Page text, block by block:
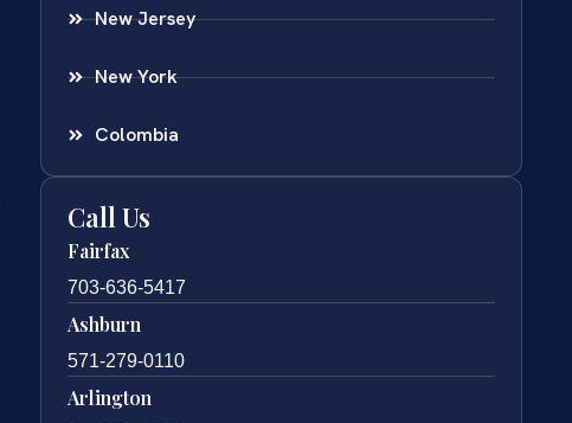
New Jersey
New York
Colombia
Call Us
Fairfax
703-636-5417
Ashburn
571-279-0110
Arlington